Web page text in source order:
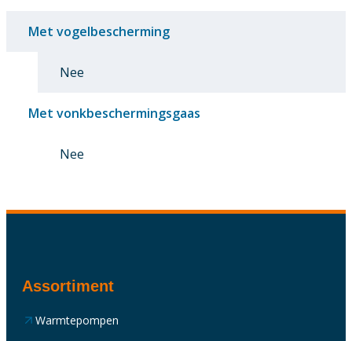
Met vogelbescherming
Nee
Met vonkbeschermingsgaas
Nee
Assortiment
Warmtepompen